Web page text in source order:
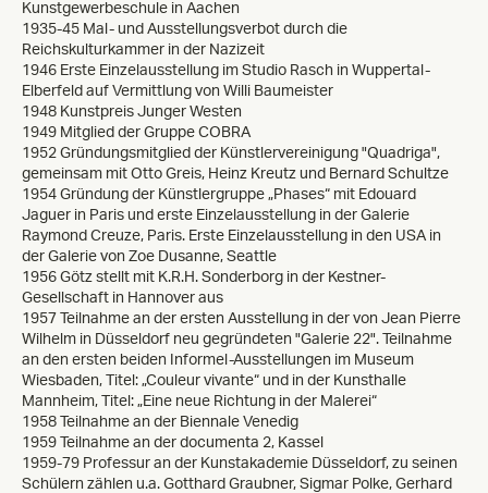
Kunstgewerbeschule in Aachen
1935-45 Mal- und Ausstellungsverbot durch die
Reichskulturkammer in der Nazizeit
1946 Erste Einzelausstellung im Studio Rasch in Wuppertal-
Elberfeld auf Vermittlung von Willi Baumeister
1948 Kunstpreis Junger Westen
1949 Mitglied der Gruppe COBRA
1952 Gründungsmitglied der Künstlervereinigung "Quadriga",
gemeinsam mit Otto Greis, Heinz Kreutz und Bernard Schultze
1954 Gründung der Künstlergruppe „Phases“ mit Edouard
Jaguer in Paris und erste Einzelausstellung in der Galerie
Raymond Creuze, Paris. Erste Einzelausstellung in den USA in
der Galerie von Zoe Dusanne, Seattle
1956 Götz stellt mit K.R.H. Sonderborg in der Kestner-
Gesellschaft in Hannover aus
1957 Teilnahme an der ersten Ausstellung in der von Jean Pierre
Wilhelm in Düsseldorf neu gegründeten "Galerie 22". Teilnahme
an den ersten beiden Informel-Ausstellungen im Museum
Wiesbaden, Titel: „Couleur vivante“ und in der Kunsthalle
Mannheim, Titel: „Eine neue Richtung in der Malerei“
1958 Teilnahme an der Biennale Venedig
1959 Teilnahme an der documenta 2, Kassel
1959-79 Professur an der Kunstakademie Düsseldorf, zu seinen
Schülern zählen u.a. Gotthard Graubner, Sigmar Polke, Gerhard